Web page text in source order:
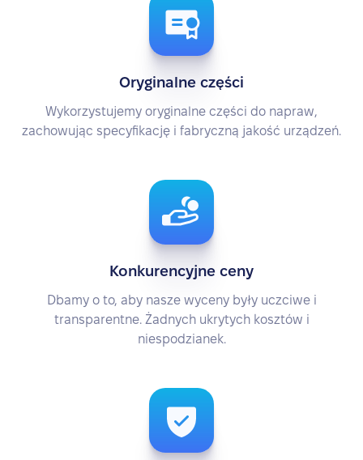
Oryginalne części
Wykorzystujemy oryginalne części do napraw,
zachowując specyfikację i fabryczną jakość urządzeń.
Konkurencyjne ceny
Dbamy o to, aby nasze wyceny były uczciwe i
transparentne. Żadnych ukrytych kosztów i
niespodzianek.